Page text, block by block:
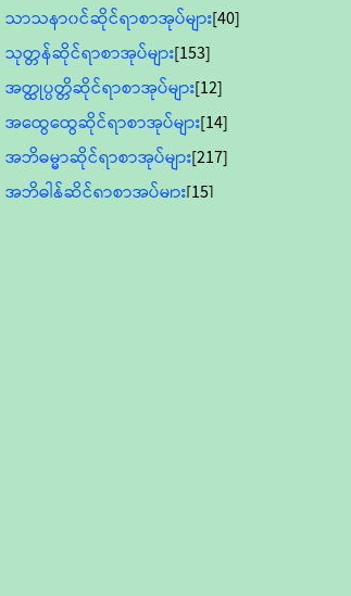
သာသနာ၀င်ဆိုင်ရာစာအုပ်များ[40]
သုတ္တန်ဆိုင်ရာစာအုပ်များ[153]
အတ္ထုပ္ပတ္တိဆိုင်ရာစာအုပ်များ[12]
အထွေထွေဆိုင်ရာစာအုပ်များ[14]
အဘိဓမ္မာဆိုင်ရာစာအုပ်များ[217]
အဘိဓါန်ဆိုင်ရာစာအုပ်များ[15]